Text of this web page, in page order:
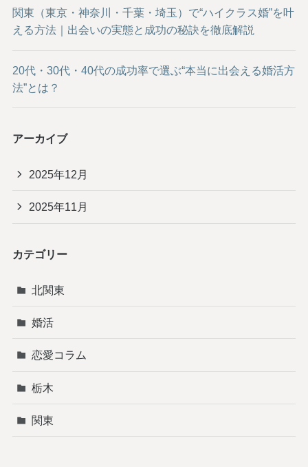
関東（東京・神奈川・千葉・埼玉）で“ハイクラス婚”を叶
える方法｜出会いの実態と成功の秘訣を徹底解説
20代・30代・40代の成功率で選ぶ“本当に出会える婚活方
法”とは？
アーカイブ
2025年12月
2025年11月
カテゴリー
北関東
婚活
恋愛コラム
栃木
関東